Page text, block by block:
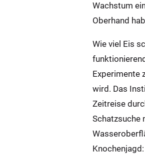
Wachstum
Oberhand
Wie viel Eis
Experimente
wird. Das
Zeitreise
Schatzsuche